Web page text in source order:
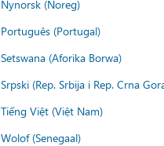
Nynorsk (Noreg)
Português (Portugal)
Setswana (Aforika Borwa)
Srpski (Rep. Srbija i Rep. Crna
Tiếng Việt (Việt Nam)
Wolof (Senegaal)